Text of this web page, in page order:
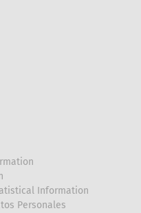
Information
Personales